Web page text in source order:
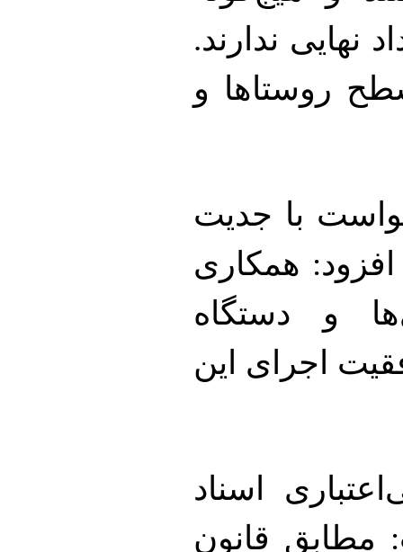
نهایی ندارند.
روستاها و
با جدیت
افزود: همکاری
و دستگاه
اجرای این
اسناد
مطابق قانون